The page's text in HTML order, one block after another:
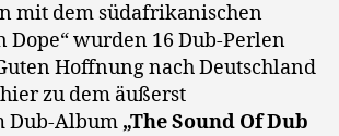
mit dem südafrikanischen
Dope“ wurden 16 Dub-Perlen
Hoffnung nach Deutschland
zu dem äußerst
Dub-Album „The Sound Of Dub